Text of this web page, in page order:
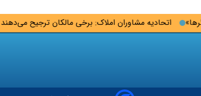
اتحادیه مشاوران املاک: برخی مالکان ترجیح می‌دهند